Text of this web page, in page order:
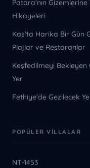
Patara'nın
Hikayeleri
Kaş'ta Harika Bir Gün
Plajlar ve Restoranlar
Keşfedilmeyi Bekleyen
Yer
Fethiye'de Gezilecek
POPÜLER VILLALAR
NT-1453